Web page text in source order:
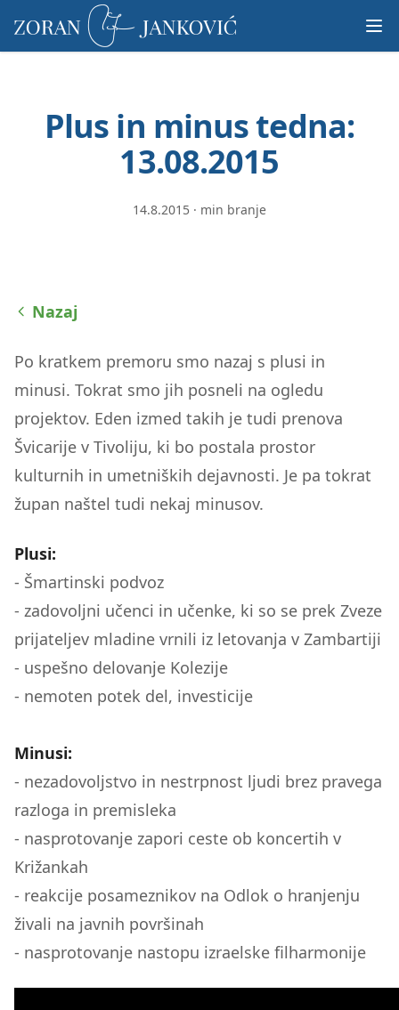
upoštevajte:
To
vključujePlus in minus tedna:
13.08.2015
14.8.2015 · min branje
Nazaj
Po kratkem premoru smo nazaj s plusi in
minusi. Tokrat smo jih posneli na ogledu
projektov. Eden izmed takih je tudi prenova
Švicarije v Tivoliju, ki bo postala prostor
kulturnih in umetniških dejavnosti. Je pa tokrat
župan naštel tudi nekaj minusov.
Plusi:
- Šmartinski podvoz
- zadovoljni učenci in učenke, ki so se prek Zveze
prijateljev mladine vrnili iz letovanja v Zambartiji
- uspešno delovanje Kolezije
- nemoten potek del, investicije
Minusi:
- nezadovoljstvo in nestrpnost ljudi brez pravega
razloga in premisleka
- nasprotovanje zapori ceste ob koncertih v
Križankah
- reakcije posameznikov na Odlok o hranjenju
živali na javnih površinah
- nasprotovanje nastopu izraelske filharmonije